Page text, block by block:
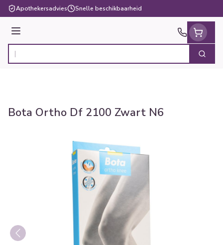
Ga naar de inhoud
Apothekersadvies Snelle beschikbaarheid
Menu
Product, merk, categorie... Zoek
Bota Ortho Df 2100 Zwart N6